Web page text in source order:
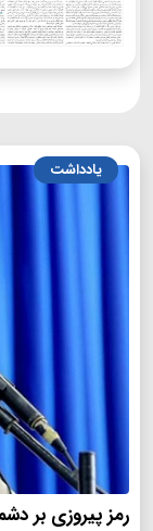
یادداشت
رمز پیروزی بر